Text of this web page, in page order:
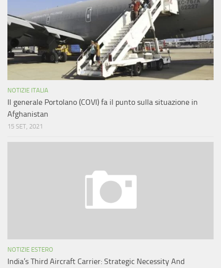
NOTIZIE ITALIA
Il generale Portolano (COVI) fa il punto sulla situazione in
Afghanistan
15 SET, 2021
NOTIZIE ESTERO
India’s Third Aircraft Carrier: Strategic Necessity And